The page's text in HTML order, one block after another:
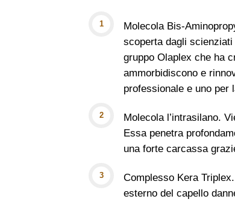
Molecola Bis-
scoperta dagli scienziati
gruppo Olaplex che ha
ammorbidiscono e
professionale e uno per
Molecola l’intrasilano.
Essa penetra
una forte carcassa
Complesso Kera
esterno del capello